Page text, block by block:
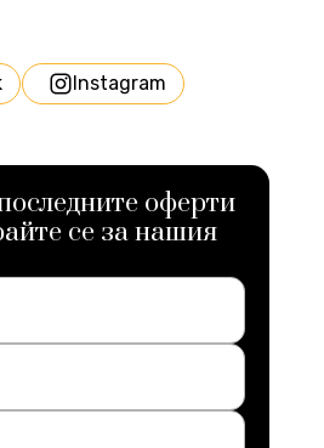
Instagram
оферти
се за нашия